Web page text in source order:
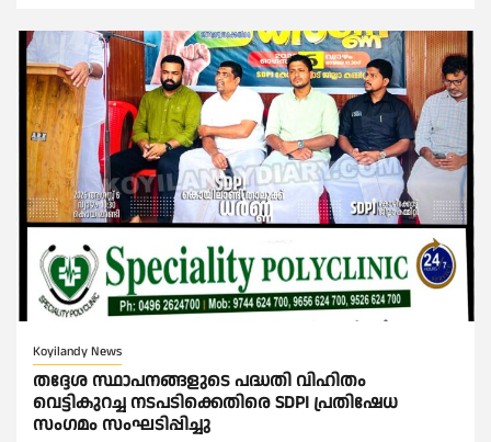
Koyilandy News
തദ്ദേശ സ്ഥാപനങ്ങളുടെ പദ്ധതി വിഹിതം
വെട്ടികുറച്ച നടപടിക്കെതിരെ SDPI പ്രതിഷേധ
സംഗമം സംഘടിപ്പിച്ചു